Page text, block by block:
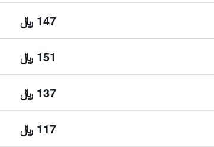
147 ﷼
151 ﷼
137 ﷼
117 ﷼